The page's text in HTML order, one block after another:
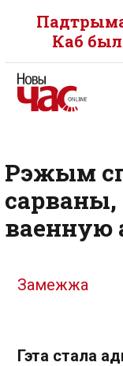
Каб
Рэжым
сарваны,
ваенную
Замежжа
Гэта стала